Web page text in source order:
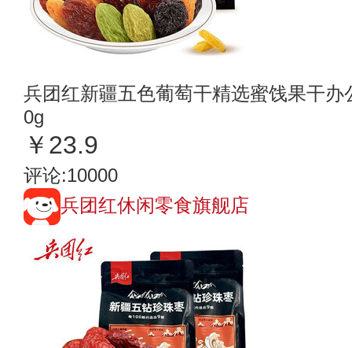
兵团红新疆五色葡萄干精选蜜饯果干
0g
￥23.9
评论:10000
兵团红休闲零食旗舰店